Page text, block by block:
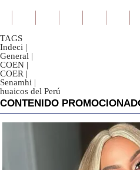
TAGS
Indeci |
General |
COEN |
COER |
Senamhi |
huaicos del Perú